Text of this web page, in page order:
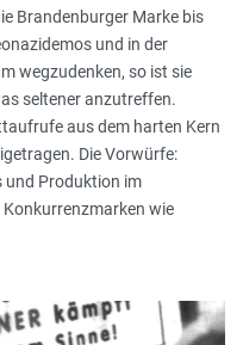
Brandenburger Marke bis
und in der
wegzudenken, so ist sie
seltener anzutreffen.
aus dem harten Kern
Die Vorwürfe:
und Produktion im
wie